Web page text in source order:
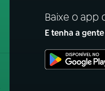
Baixe o app
E tenha a